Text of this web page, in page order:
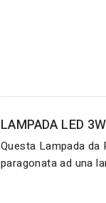
LAMPADA LED
Questa Lampada da
paragonata ad una